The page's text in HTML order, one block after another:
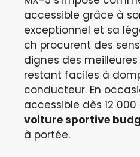
accessible grâce à
exceptionnel et sa
ch procurent des
dignes des
restant faciles à
conducteur. En
accessible dès 12
voiture sportive
à portée.